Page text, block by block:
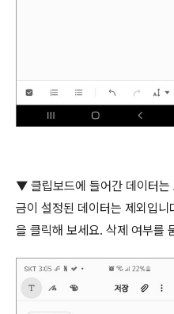
▼ 클립보드에 들어간 데이터
금이 설정된 데이터는 제외입니
을 클릭해 보세요. 삭제 여부를